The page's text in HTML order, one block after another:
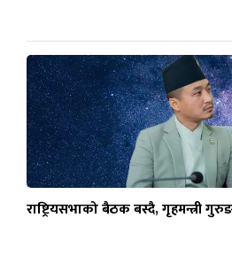
राष्ट्रियसभाको बैठक बस्दै, गृहमन्त्री